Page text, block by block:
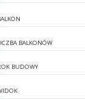
BALKONÓW
BUDOWY